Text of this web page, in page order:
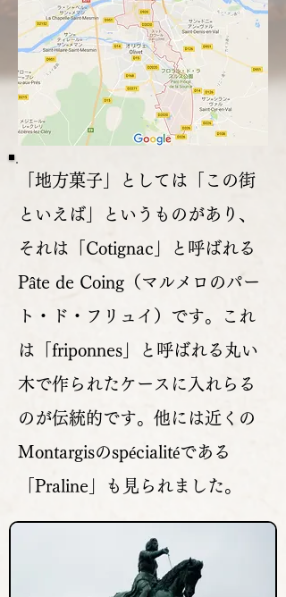
「地方菓子」としては「この街
といえば」というものがあり、
それは「Cotignac」と呼ばれる
Pâte de Coing（マルメロのパー
ト・ド・フリュイ）です。これ
は「friponnes」と呼ばれる丸い
木で作られたケースに入れらる
のが伝統的です。他には近くの
Montargisのspécialitéである
「Praline」も見られました。